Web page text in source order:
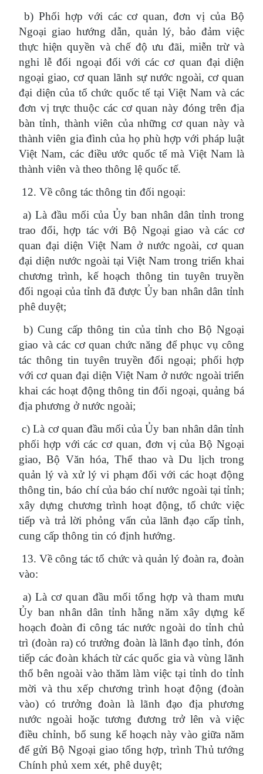
b) Phối hợp với các cơ quan, đơn vị của Bộ
Ngoại giao hướng dẫn, quản lý, bảo đảm việc
thực hiện quyền và chế độ ưu đãi, miễn trừ và
nghi lễ đối ngoại đối với các cơ quan đại diện
ngoại giao, cơ quan lãnh sự nước ngoài, cơ quan
đại diện của tổ chức quốc tế tại Việt Nam và các
đơn vị trực thuộc các cơ quan này đóng trên địa
bàn tỉnh, thành viên của những cơ quan này và
thành viên gia đình của họ phù hợp với pháp luật
Việt Nam, các điều ước quốc tế mà Việt Nam là
thành viên và theo thông lệ quốc tế.
12. Về công tác thông tin đối ngoại:
a) Là đầu mối của Ủy ban nhân dân tỉnh trong
trao đổi, hợp tác với Bộ Ngoại giao và các cơ
quan đại diện Việt Nam ở nước ngoài, cơ quan
đại diện nước ngoài tại Việt Nam trong triển khai
chương trình, kế hoạch thông tin tuyên truyền
đối ngoại của tỉnh đã được Ủy ban nhân dân tỉnh
phê duyệt;
b) Cung cấp thông tin của tỉnh cho Bộ Ngoại
giao và các cơ quan chức năng để phục vụ công
tác thông tin tuyên truyền đối ngoại; phối hợp
với cơ quan đại diện Việt Nam ở nước ngoài triển
khai các hoạt động thông tin đối ngoại, quảng bá
địa phương ở nước ngoài;
c) Là cơ quan đầu mối của Ủy ban nhân dân tỉnh
phối hợp với các cơ quan, đơn vị của Bộ Ngoại
giao, Bộ Văn hóa, Thể thao và Du lịch trong
quản lý và xử lý vi phạm đối với các hoạt động
thông tin, báo chí của báo chí nước ngoài tại tỉnh;
xây dựng chương trình hoạt động, tổ chức việc
tiếp và trả lời phỏng vấn của lãnh đạo cấp tỉnh,
cung cấp thông tin có định hướng.
13. Về công tác tổ chức và quản lý đoàn ra, đoàn
vào:
a) Là cơ quan đầu mối tổng hợp và tham mưu
Ủy ban nhân dân tỉnh hằng năm xây dựng kế
hoạch đoàn đi công tác nước ngoài do tỉnh chủ
trì (đoàn ra) có trưởng đoàn là lãnh đạo tỉnh, đón
tiếp các đoàn khách từ các quốc gia và vùng lãnh
thổ bên ngoài vào thăm làm việc tại tỉnh do tỉnh
mời và thu xếp chương trình hoạt động (đoàn
vào) có trưởng đoàn là lãnh đạo địa phương
nước ngoài hoặc tương đương trở lên và việc
điều chỉnh, bổ sung kế hoạch này vào giữa năm
để gửi Bộ Ngoại giao tổng hợp, trình Thủ tướng
Chính phủ xem xét, phê duyệt;